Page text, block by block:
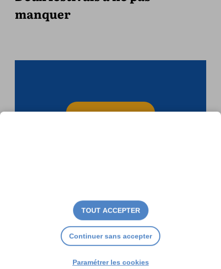
manquer
TOUT ACCEPTER
Continuer sans accepter
Paramétrer les cookies